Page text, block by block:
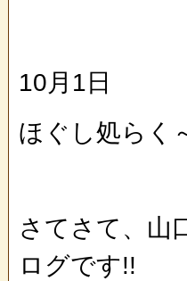
10月1日
ほぐし処ら
さてさて、山
ログです!!